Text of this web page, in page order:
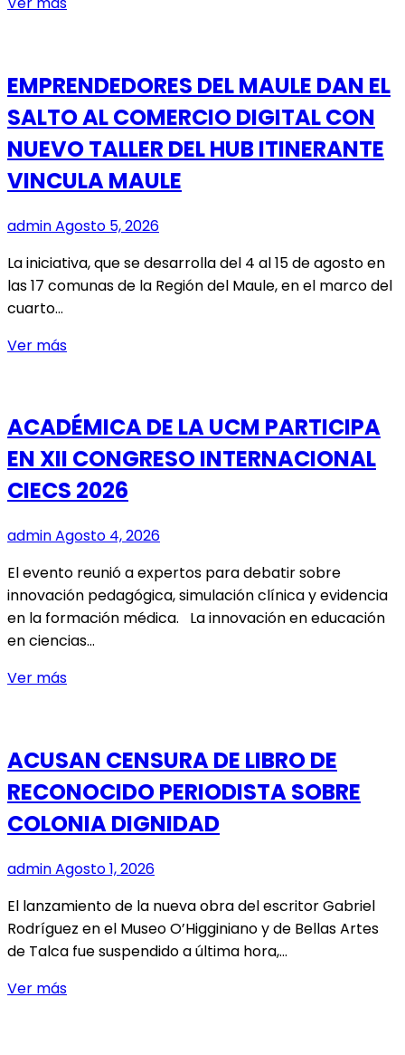
28
AÑOS
IMPULSANDO
LA
VOCACIÓN
EL
SOCIAL
EN
EMPRENDEDORES DEL MAULE DAN EL
SALTO AL COMERCIO DIGITAL CON
NUEVO TALLER DEL HUB ITINERANTE
VINCULA MAULE
adminAgosto 5, 2026
La iniciativa, que se desarrolla del 4 al 15 de agosto en
las 17 comunas de la Región del Maule, en el marco del
cuarto…
Ver másEMPRENDEDORES
DAN
EL
SALTO
AL
COMERCIO
CON
NUEVO
TALLER
DEL
HUB
VINCULA
ACADÉMICA DE LA UCM PARTICIPA
EN XII CONGRESO INTERNACIONAL
CIECS 2026
adminAgosto 4, 2026
El evento reunió a expertos para debatir sobre
innovación pedagógica, simulación clínica y evidencia
en la formación médica. La innovación en educación
en ciencias…
Ver másACADÉMICA
PARTICIPA
EN
XII
CONGRESO
INTERNACIONAL
CIECS
2026
ACUSAN CENSURA DE LIBRO DE
RECONOCIDO PERIODISTA SOBRE
COLONIA DIGNIDAD
adminAgosto 1, 2026
El lanzamiento de la nueva obra del escritor Gabriel
Rodríguez en el Museo O’Higginiano y de Bellas Artes
de Talca fue suspendido a última hora,…
Ver másACUSAN